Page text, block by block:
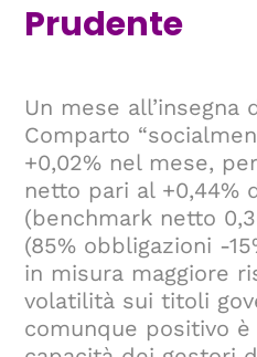
Prudente
Un mese
Comparto
+0,02% nel mese,
netto pari al +0,44%
(benchmark netto
(85% obbligazioni -
in misura maggiore
volatilità sui titoli
comunque positivo